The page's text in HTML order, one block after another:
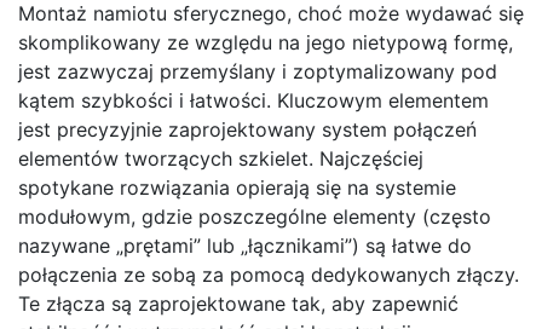
Montaż namiotu sferycznego, choć może wydawać się
skomplikowany ze względu na jego nietypową formę,
jest zazwyczaj przemyślany i zoptymalizowany pod
kątem szybkości i łatwości. Kluczowym elementem
jest precyzyjnie zaprojektowany system połączeń
elementów tworzących szkielet. Najczęściej
spotykane rozwiązania opierają się na systemie
modułowym, gdzie poszczególne elementy (często
nazywane „prętami” lub „łącznikami”) są łatwe do
połączenia ze sobą za pomocą dedykowanych złączy.
Te złącza są zaprojektowane tak, aby zapewnić